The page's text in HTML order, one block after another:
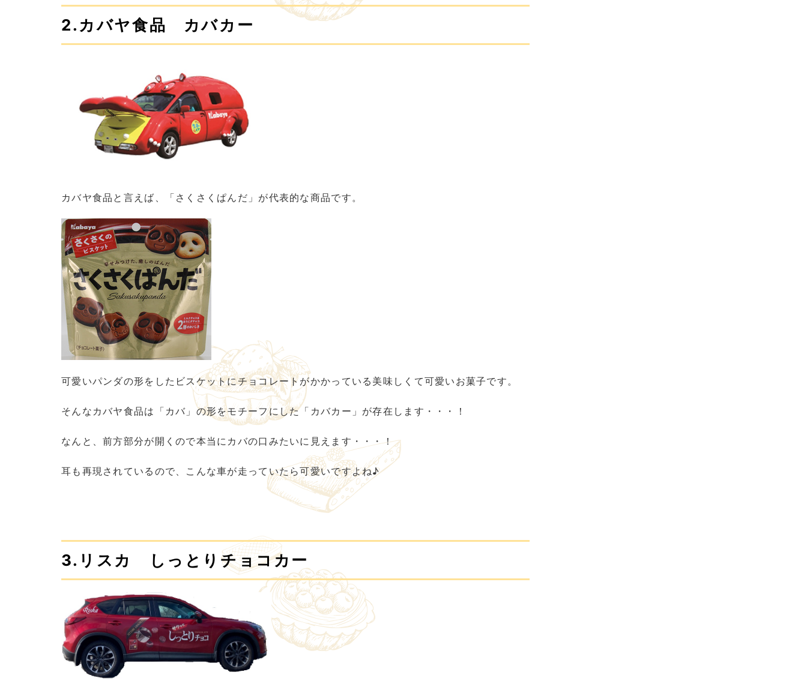
2.カバヤ食品 カバカー
カバヤ食品と言えば、「さくさくぱんだ」が代表的な商品です。
可愛いパンダの形をしたビスケットにチョコレートがかかっている美味しくて可愛いお菓子です。
そんなカバヤ食品は「カバ」の形をモチーフにした「カバカー」が存在します・・・！
なんと、前方部分が開くので本当にカバの口みたいに見えます・・・！
耳も再現されているので、こんな車が走っていたら可愛いですよね♪
3.リスカ しっとりチョコカー